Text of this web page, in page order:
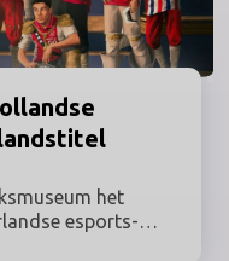
het
esports-